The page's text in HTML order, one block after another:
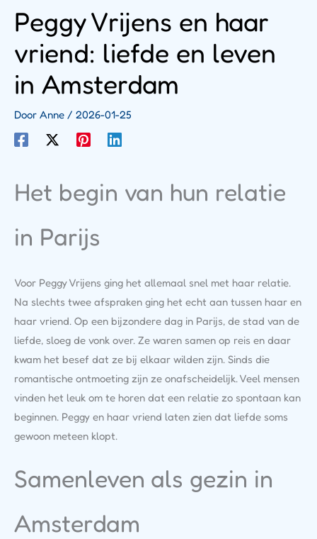
Peggy Vrijens en haar
vriend: liefde en leven
in Amsterdam
Door Anne / 2026-01-25
Het begin van hun relatie
in Parijs
Voor Peggy Vrijens ging het allemaal snel met haar relatie.
Na slechts twee afspraken ging het echt aan tussen haar en
haar vriend. Op een bijzondere dag in Parijs, de stad van de
liefde, sloeg de vonk over. Ze waren samen op reis en daar
kwam het besef dat ze bij elkaar wilden zijn. Sinds die
romantische ontmoeting zijn ze onafscheidelijk. Veel mensen
vinden het leuk om te horen dat een relatie zo spontaan kan
beginnen. Peggy en haar vriend laten zien dat liefde soms
gewoon meteen klopt.
Samenleven als gezin in
Amsterdam